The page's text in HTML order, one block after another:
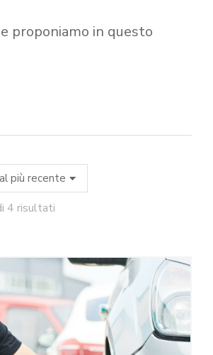
proponiamo in questo
4 risultati